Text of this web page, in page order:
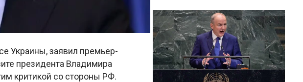
Украины, заявил премьер-
президента Владимира
критикой со стороны РФ.